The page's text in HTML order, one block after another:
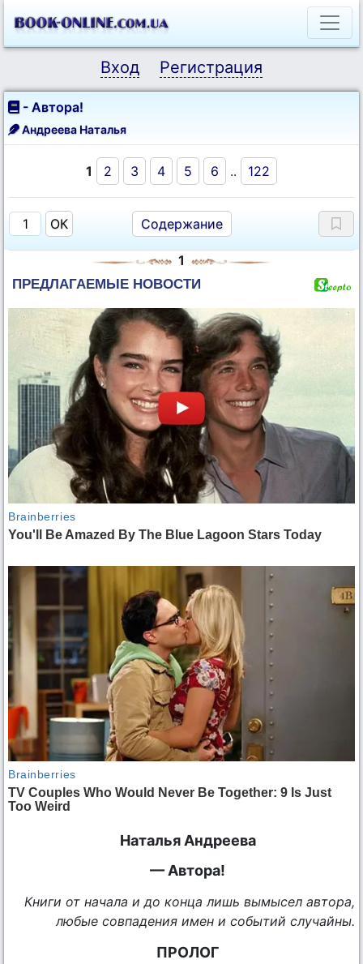
Вход Регистрация
- Автора!
Андреева Наталья
1 2 3 4 5 6 .. 122
Содержание
1
Наталья Андреева
— Автора!
Книги от начала и до конца лишь вымысел автора,
любые совпадения имен и событий случайны.
ПРОЛОГ